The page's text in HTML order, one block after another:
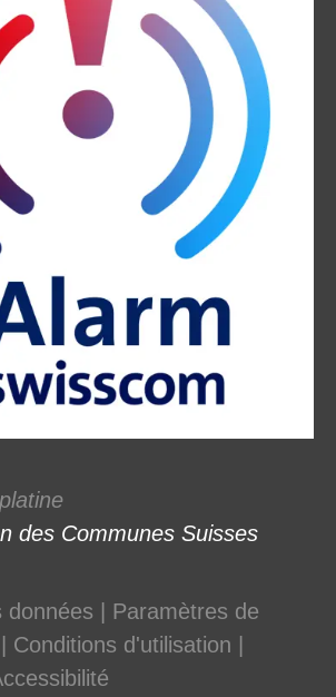
des Communes Suisses
données
Paramètres de
Conditions d'utilisation